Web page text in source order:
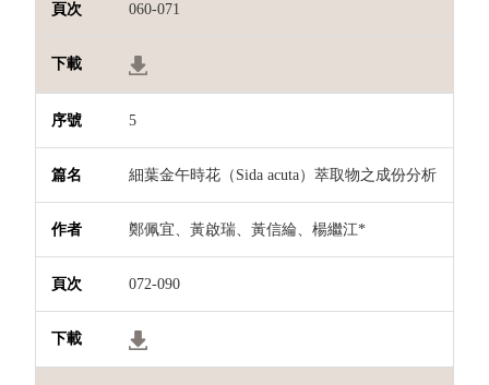
060-071
5
細葉金午時花（Sida acuta）萃取物之成份分析
鄭佩宜、黃啟瑞、黃信綸、楊繼江*
072-090